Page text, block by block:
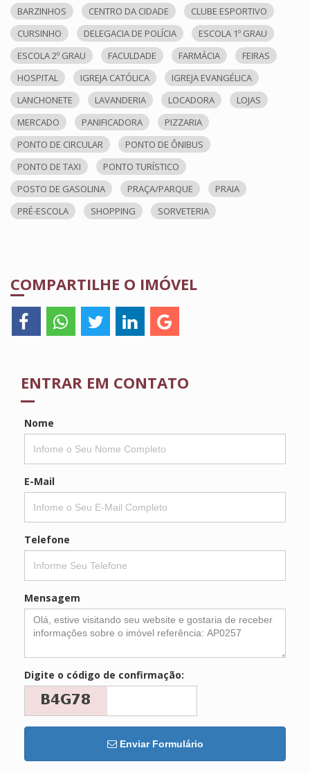
BARZINHOS
CENTRO DA CIDADE
CLUBE ESPORTIVO
CURSINHO
DELEGACIA DE POLÍCIA
ESCOLA 1º GRAU
ESCOLA 2º GRAU
FACULDADE FARMÁCIA
FEIRAS
HOSPITAL
IGREJA CATÓLICA
IGREJA EVANGÉLICA
LANCHONETE
LAVANDERIA LOCADORA
LOJAS
MERCADO
PANIFICADORA
PIZZARIA
PONTO DE CIRCULAR
PONTO DE ÔNIBUS
PONTO DE TAXI
PONTO TURÍSTICO
POSTO DE GASOLINA
PRAÇA/PARQUE
PRAIA
PRÉ-ESCOLA
SHOPPING SORVETERIA
COMPARTILHE O IMÓVEL
ENTRAR EM CONTATO
Nome
E-Mail
Telefone
Mensagem
Digite o código de confirmação:
Enviar Formulário